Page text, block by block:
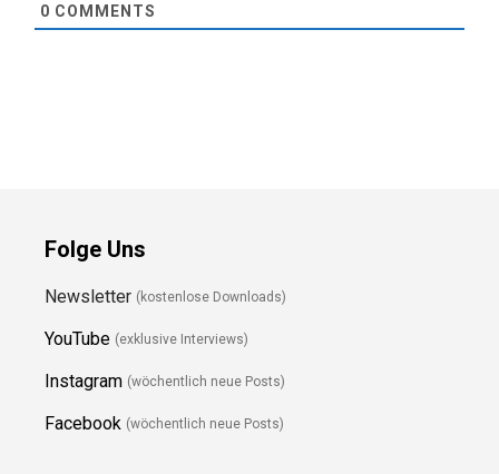
0 COMMENTS
Folge Uns
Newsletter (kostenlose Downloads)
YouTube (exklusive Interviews)
Instagram (wöchentlich neue Posts)
Facebook (wöchentlich neue Posts)